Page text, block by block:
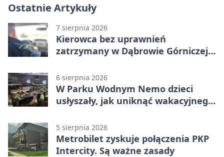
Ostatnie Artykuły
7 sierpnia 2026
Kierowca bez uprawnień
zatrzymany w Dąbrowie Górniczej.
6 sierpnia 2026
W Parku Wodnym Nemo dzieci
usłyszały, jak uniknąć wakacyjnego
5 sierpnia 2026
Metrobilet zyskuje połączenia PKP
Intercity. Są ważne zasady